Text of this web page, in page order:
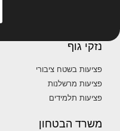
נזקי גוף
פציעות בשטח ציבורי
פציעות מרשלנות
פציעות תלמידים
משרד הבטחון